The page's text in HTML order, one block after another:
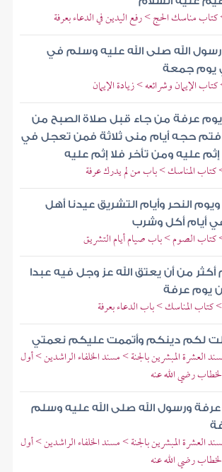
مناسك الحج > رفع اليدين في الدعاء بعرفة
الله صلى الله عليه وسلم في
يوم جمعة
الإيمان وشرائعه > زيادة الإيمان
يوم عرفة من جاء قبل صلاة الصبح من
حجه أيام منى ثلاثة فمن تعجل في
عليه ومن تأخر فلا إثم عليه
كتاب المناسك > باب من لم يدرك عرفة
النحر وأيام التشريق عيدنا أهل
أيام أكل وشرب
كتاب الصوم > باب صيام أيام التشريق
من أن يعتق الله عز وجل فيه عبدا
يوم عرفة
كتاب المناسك > باب الدعاء بعرفة
لكم دينكم وأتممت عليكم نعمتي
العشرة المبشرين بالجنة > مسند الخلفاء الراشدين > أول
رضي الله عنه
عرفة ورسول الله صلى الله عليه وسلم
العشرة المبشرين بالجنة > مسند الخلفاء الراشدين > أول
رضي الله عنه